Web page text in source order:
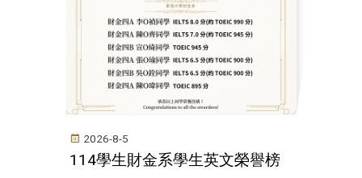
2026-8-5
114學生財金系學生英文榮譽榜